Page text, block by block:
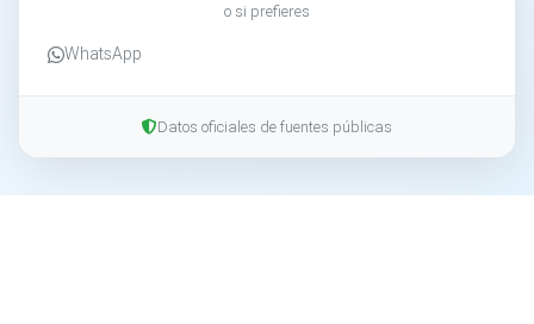
o si prefieres
WhatsApp
Datos oficiales de fuentes públicas